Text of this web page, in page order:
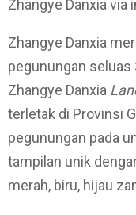
Zhangye Danxia via
Zhangye Danxia
pegunungan
Zhangye Danxia
terletak di Provinsi
pegunungan pada
tampilan unik
merah, biru, hijau